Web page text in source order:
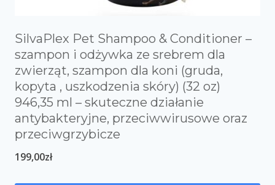
SilvaPlex Pet Shampoo & Conditioner –
szampon i odżywka ze srebrem dla
zwierząt, szampon dla koni (gruda,
kopyta , uszkodzenia skóry) (32 oz)
946,35 ml – skuteczne działanie
antybakteryjne, przeciwwirusowe oraz
przeciwgrzybicze
199,00zł